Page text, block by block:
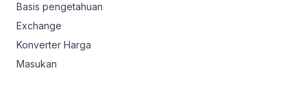
Basis pengetahuan
Exchange
Konverter Harga
Masukan